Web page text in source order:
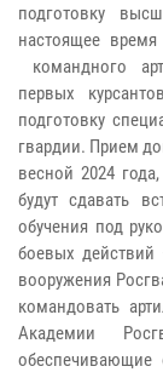
подготовку
настоящее
командного
первых
подготовку
гвардии. Прием
весной 2024
будут сдавать
обучения под
боевых действий
вооружения
командовать
Академии
обеспечивающие